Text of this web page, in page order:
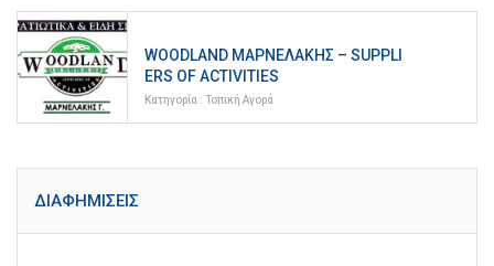
WOODLAND ΜΑΡΝΕΛΆΚΗΣ – SUPPLI
ERS OF ACTIVITIES
Κατηγορία : Τοπική Αγορά
ΔΙΑΦΗΜΊΣΕΙΣ